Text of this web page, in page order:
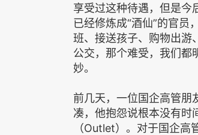
享受过这种待遇，但是今
已经修炼成“酒仙”的官员
班、接送孩子、购物出游
公交，那个难受，我们都
妙。
前几天，一位国企高管朋
凑，他抱怨说根本没有时
（Outlet）。对于国企高